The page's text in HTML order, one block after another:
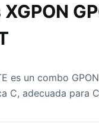
es un combo
C, adecuada para